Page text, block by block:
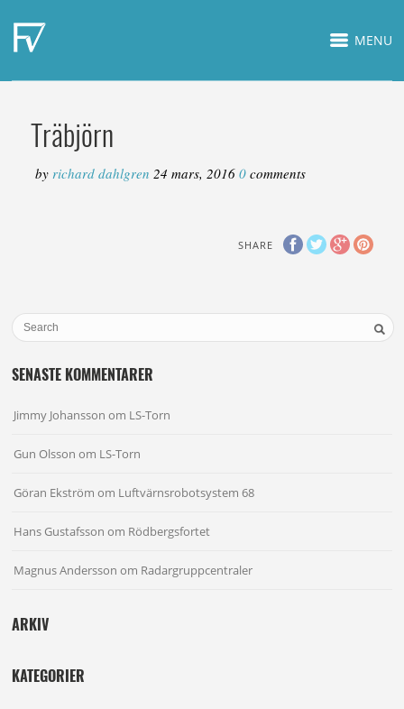
MENU
Träbjörn
byrichard dahlgren24 mars, 2016 0comments
SHARE
SENASTE KOMMENTARER
Jimmy Johansson om LS-Torn
Gun Olsson om LS-Torn
Göran Ekström om Luftvärnsrobotsystem 68
Hans Gustafsson om Rödbergsfortet
Magnus Andersson om Radargruppcentraler
ARKIV
KATEGORIER